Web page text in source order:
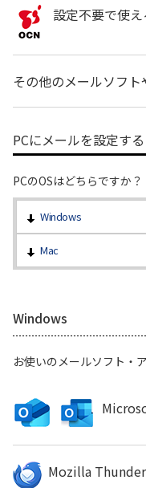
設定不要で使
その他のメールソフト
PCにメールを設定する
PCのOSはどちらですか？
Windows
Mac
Windows
お使いのメールソフト・
Mozilla